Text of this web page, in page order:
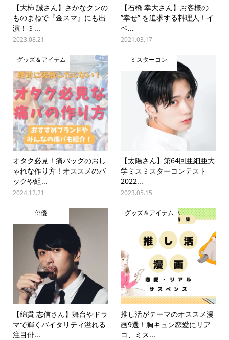
【大柿 誠さん】さかなクンの
ものまねで『金スマ』にも出
演！ミ...
2023.08.21
【石橋 幸大さん】お客様の
”幸せ” を追求する料理人！イ
ベ...
2021.03.17
グッズ＆アイテム
オタク必見！痛バッグのおし
ゃれな作り方！オススメのバ
ックや組...
2024.12.21
ミスターコン
【太陽さん】第64回亜細亜大
学ミスミスターコンテスト
2022...
2023.05.15
俳優
【綿貫 志信さん】舞台やドラ
マで輝くバイタリティ溢れる
注目俳...
グッズ＆アイテム
推し活がテーマのオススメ漫
画9選！胸キュン恋愛にリア
コ、ミス...